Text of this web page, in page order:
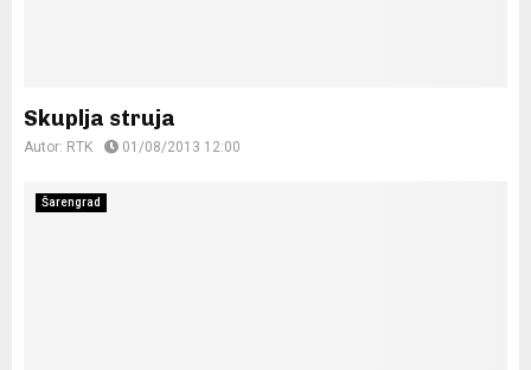
Skuplja struja
Autor: RTK 01/08/2013 12:00
Šarengrad